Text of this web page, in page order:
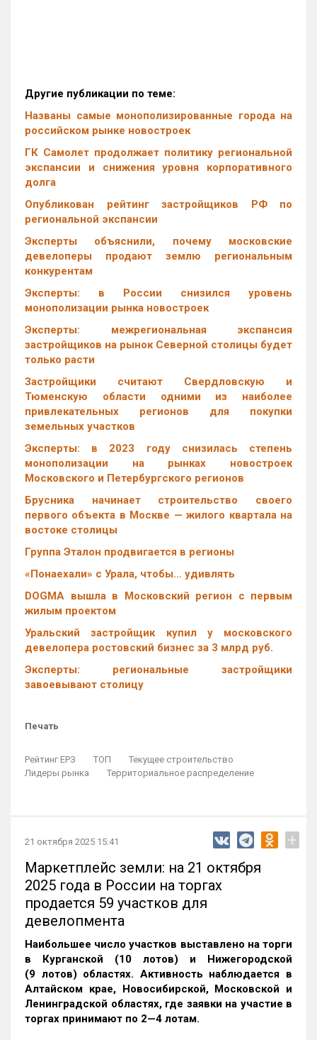
Другие публикации по теме:
Названы самые монополизированные города на
российском рынке новостроек
ГК Самолет продолжает политику региональной
экспансии и снижения уровня корпоративного
долга
Опубликован рейтинг застройщиков РФ по
региональной экспансии
Эксперты объяснили, почему московские
девелоперы продают землю региональным
конкурентам
Эксперты: в России снизился уровень
монополизации рынка новостроек
Эксперты: межрегиональная экспансия
застройщиков на рынок Северной столицы будет
только расти
Застройщики считают Свердловскую и
Тюменскую области одними из наиболее
привлекательных регионов для покупки
земельных участков
Эксперты: в 2023 году снизилась степень
монополизации на рынках новостроек
Московского и Петербургского регионов
Брусника начинает строительство своего
первого объекта в Москве — жилого квартала на
востоке столицы
Группа Эталон продвигается в регионы
«Понаехали» с Урала, чтобы… удивлять
DOGMA вышла в Московский регион с первым
жилым проектом
Уральский застройщик купил у московского
девелопера ростовский бизнес за 3 млрд руб.
Эксперты: региональные застройщики
завоевывают столицу
Печать
Рейтинг ЕРЗ ТОП
Текущее строительство
Лидеры рынка
Территориальное распределение
21 октября 2025 15:41 +
Маркетплейс земли: на 21 октября
2025 года в России на торгах
продается 59 участков для
девелопмента
Наибольшее число участков выставлено на торги
в Курганской (10 лотов) и Нижегородской
(9 лотов) областях. Активность наблюдается в
Алтайском крае, Новосибирской, Московской и
Ленинградской областях, где заявки на участие в
торгах принимают по 2—4 лотам.